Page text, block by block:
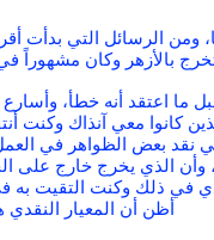
الرسائل التي بدأت
بالأزهر وكان
اعتقد أنه خطأ، وأسارع
معي آنذاك وكنت
في نقد بعض الظواهر في
الذي يخرج خارج على
في ذلك وكنت التقيت
أظن أن المعيار